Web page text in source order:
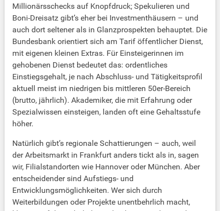
Millionärsschecks auf Knopfdruck; Spekulieren und
Boni-Dreisatz gibt’s eher bei Investmenthäusern – und
auch dort seltener als in Glanzprospekten behauptet. Die
Bundesbank orientiert sich am Tarif öffentlicher Dienst,
mit eigenen kleinen Extras. Für Einsteigerinnen im
gehobenen Dienst bedeutet das: ordentliches
Einstiegsgehalt, je nach Abschluss- und Tätigkeitsprofil
aktuell meist im niedrigen bis mittleren 50er-Bereich
(brutto, jährlich). Akademiker, die mit Erfahrung oder
Spezialwissen einsteigen, landen oft eine Gehaltsstufe
höher.
Natürlich gibt’s regionale Schattierungen – auch, weil
der Arbeitsmarkt in Frankfurt anders tickt als in, sagen
wir, Filialstandorten wie Hannover oder München. Aber
entscheidender sind Aufstiegs- und
Entwicklungsmöglichkeiten. Wer sich durch
Weiterbildungen oder Projekte unentbehrlich macht,